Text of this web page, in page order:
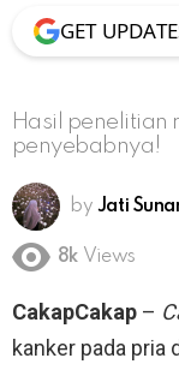
GET
Hasil penelitian
penyebabnya!
by Jati
8k Views
CakapCakap –
kanker pada pria